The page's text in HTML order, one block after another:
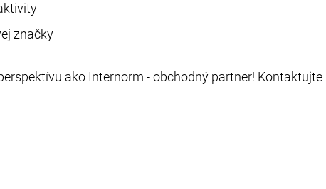
značky
ako Internorm - obchodný partner!